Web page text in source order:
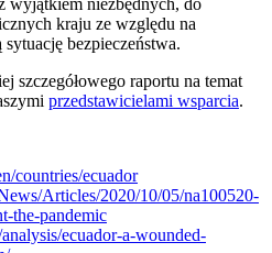
kraju ze względu na
bezpieczeństwa.
szczegółowego raportu na temat
przedstawicielami wsparcia.
countries/ecuador
Articles/2020/10/05/na100520-
the-pandemic
ecuador-a-wounded-